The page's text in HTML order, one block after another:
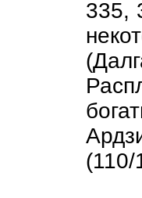
335,
(110/